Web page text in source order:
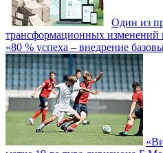
Один из
трансформационных изменений
«80 % успеха – внедрение